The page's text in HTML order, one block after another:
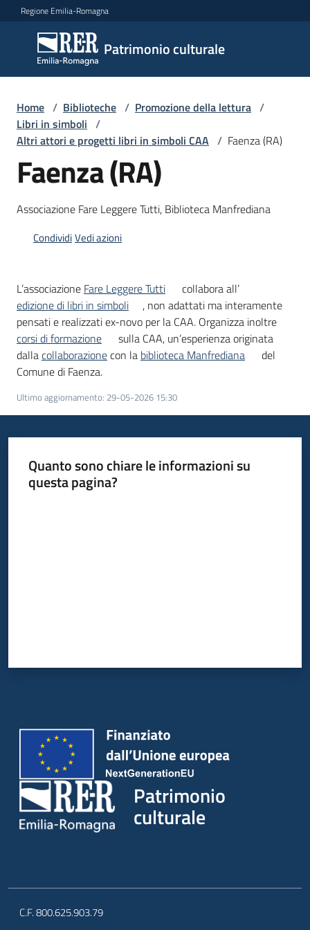
Vai al contenuto
Vai alla navigazione
Vai al footer
Regione Emilia-Romagna
Patrimonio culturale
Patrimonio
culturale
Argomenti
Novità
Servizi
Atti
Bandi
Piani
Programmi
Progetti
Mediateca
Giuseppe
Guglielmi
Home / Biblioteche / Promozione della lettura /
Libri in simboli /
Altri attori e progetti libri in simboli CAA / Faenza (RA)
Faenza (RA)
Associazione Fare Leggere Tutti, Biblioteca Manfrediana
CondividiVedi azioni
L’associazione Fare Leggere Tutti
collabora all’
edizione di libri in simboli
, non adattati ma interamente
pensati e realizzati ex-novo per la CAA. Organizza inoltre
corsi di formazione
sulla CAA, un’esperienza originata
dallacollaborazionecon la biblioteca Manfrediana
del
Comune di Faenza.
Ultimo aggiornamento: 29-05-2026 15:30
Quanto sono chiare le informazioni su
questa pagina?
Patrimonio
culturale
C.F. 800.625.903.79